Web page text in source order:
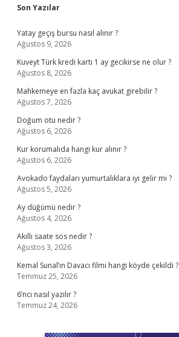
Sidebar
Son Yazılar
Yatay geçiş bursu nasıl alınır ?
Ağustos 9, 2026
Kuveyt Türk kredi kartı 1 ay gecikirse ne olur ?
Ağustos 8, 2026
Mahkemeye en fazla kaç avukat girebilir ?
Ağustos 7, 2026
Doğum otu nedir ?
Ağustos 6, 2026
Kur korumalıda hangi kur alınır ?
Ağustos 6, 2026
Avokado faydaları yumurtalıklara iyi gelir mi ?
Ağustos 5, 2026
Ay düğümü nedir ?
Ağustos 4, 2026
Akıllı saate sos nedir ?
Ağustos 3, 2026
Kemal Sunal’ın Davacı filmi hangi köyde çekildi ?
Temmuz 25, 2026
6’ncı nasıl yazılır ?
Temmuz 24, 2026